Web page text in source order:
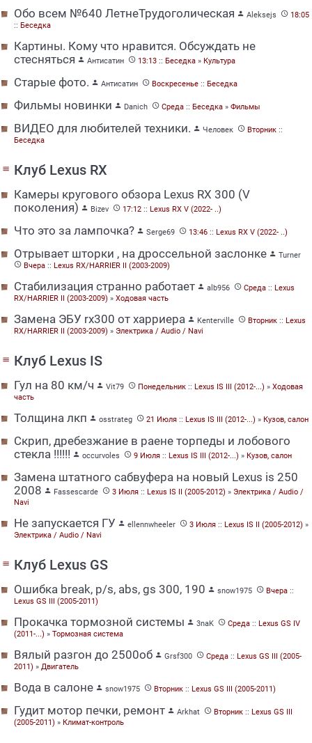
Обо всем №640 ЛетнеТрудоголическая  Aleksejs  18:05
:: Беседка
Картины. Кому что нравится. Обсуждать не
стесняться  Антисатин  13:13 :: Беседка » Культура
Старые фото.  Антисатин  Воскресенье :: Беседка
Фильмы новинки  Danich  Среда :: Беседка » Фильмы
ВИДЕО для любителей техники.  Человек  Вторник ::
Беседка
menu Клуб Lexus RX
Камеры кругового обзора Lexus RX 300 (V
поколения)  Bizev  17:12 :: Lexus RX V (2022- ..)
Что это за лампочка?  Serge69  13:46 :: Lexus RX V (2022- ..)
Отрывает шторки , на дроссельной заслонке  Turner
 Вчера :: Lexus RX/HARRIER II (2003-2009)
Стабилизация странно работает  alb956  Среда :: Lexus
RX/HARRIER II (2003-2009) » Ходовая часть
Замена ЭБУ rx300 от харриера  Kenterville  Вторник :: Lexus
RX/HARRIER II (2003-2009) » Электрика / Audio / Navi
menu Клуб Lexus IS
Гул на 80 км/ч  Vit79  Понедельник :: Lexus IS III (2012-...) » Ходовая
часть
Толщина лкп  osstrateg  21 Июля :: Lexus IS III (2012-...) » Кузов, салон
Скрип, дребезжание в раене торпеды и лобового
стекла !!!!!!  occurvoles  9 Июля :: Lexus IS III (2012-...) » Кузов, салон
Замена штатного сабвуфера на новый Lexus is 250
2008  Fassescarde  3 Июля :: Lexus IS II (2005-2012) » Электрика / Audio /
Navi
Не запускается ГУ  ellennwheeler  3 Июля :: Lexus IS II (2005-2012) »
Электрика / Audio / Navi
menu Клуб Lexus GS
Ошибка break, p/s, abs, gs 300, 190  snow1975  Вчера ::
Lexus GS III (2005-2011)
Прокачка тормозной системы  3naK  Среда :: Lexus GS IV
(2011-...) » Тормозная система
Вялый разгон до 2500об  Grsf300  Среда :: Lexus GS III (2005-
2011) » Двигатель
Вода в салоне  snow1975  Вторник :: Lexus GS III (2005-2011)
Гудит мотор печки, ремонт  Arkhat  Вторник :: Lexus GS III
(2005-2011) » Климат-контроль